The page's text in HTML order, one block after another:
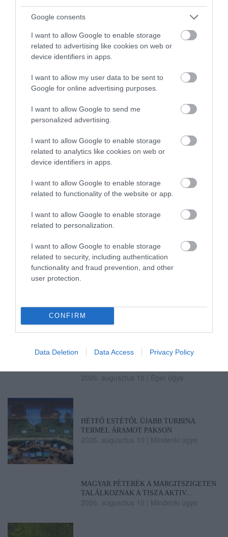
Google consents
I want to allow Google to enable storage
related to advertising like cookies on web or
device identifiers in apps.
I want to allow my user data to be sent to
Google for online advertising purposes.
I want to allow Google to send me
personalized advertising.
I want to allow Google to enable storage
related to analytics like cookies on web or
device identifiers in apps.
I want to allow Google to enable storage
related to functionality of the website or app.
I want to allow Google to enable storage
related to personalization.
I want to allow Google to enable storage
related to security, including authentication
functionality and fraud prevention, and other
user protection.
CONFIRM
Data Deletion Data Access Privacy Policy
legkevesebb személyes adatkezeléssel
járnak. Érdemes otthoni munkavégzést
elrendelni, amennyiben lehetséges, rotációs
sémákat bevezetni az irodai jelenlétre, illetve
fizikai izolációs megoldásokat alkalmazni, és
fokozottan fertőtleníteni azokon a
munkahelyeken, ahol a személyes jelenlét
nélkülözhetetlen – olvasható a közleményben.
Ne maradjon le a legfrissebb hírekről, kövessen
bennünket az EGRI ÜGYEK Google Hírek oldalán!
VISSZA A FŐOLDALRA
A MESTERSÉGES INTELLIGENCIA
MINDENNAPI ÁTALAKULÁSA
2026. augusztus 10|Promóció
2026. augusztus 10 Eger ügye
HÉTFŐ ESTÉTŐL ÚJABB TURBINA
TERMEL ÁRAMOT PAKSON
2026. augusztus 10 Mindenki ügye
MAGYAR PÉTERÉK A MARGITSZIGETEN
TALÁLKOZNAK A TISZA AKTIV...
2026. augusztus 10 Mindenki ügye